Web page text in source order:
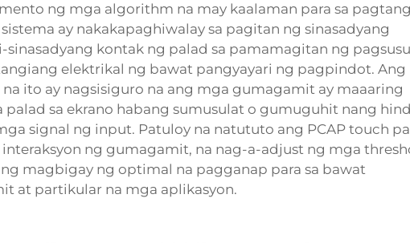
ng mga algorithm na may kaalaman para sa
ay nakakapaghiwalay sa pagitan ng sinasadyang
kontak ng palad sa pamamagitan ng
elektrikal ng bawat pangyayari ng pagpindot. Ang
ito ay nagsisiguro na ang mga gumagamit ay maaaring
palad sa ekrano habang sumusulat o gumuguhit nang
signal ng input. Patuloy na natututo ang PCAP touch
ng gumagamit, na nag-a-adjust ng mga
magbigay ng optimal na pagganap para sa bawat
at partikular na mga aplikasyon.